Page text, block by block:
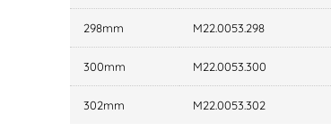
298mm M22.0053.298
300mm M22.0053.300
302mm M22.0053.302